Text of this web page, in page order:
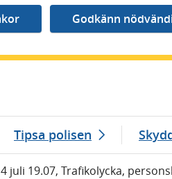
Tipsa polisen
4 juli 19.07, Trafikolycka,